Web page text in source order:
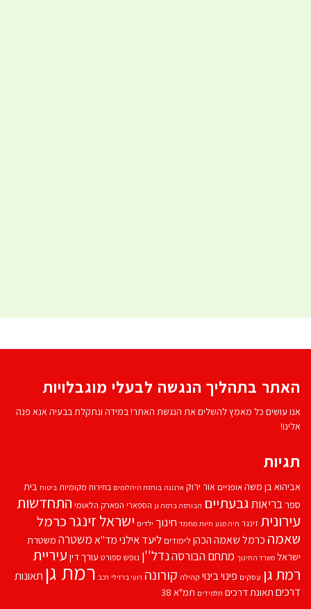
האתר בתהליך הנגשה לבעלי מוגבלויות
אנו עושים כל מאמץ להשלים את הנגשת האתר! במידה ונתקלת בבעיה אנא פנה
אלינו!
תגיות
אביהוא בן משהאופניים אור ירוק ארנונה בורסת היהלומים בחירות מקומיות ביטוח בית
ספרבריאותגבעתיים הבורסה ברמת גן הספארי הפארק הלאומי התחדשות
עירוניתזינגר חיה מנע חיות מחמד חינוך ילדים ישראל זינגרכרמל
שאמה כרמל שאמה הכהן לימודים ליעד אילנימד''אמשטרה משטרת
ישראל משרד החינוך מתחם הבורסהנדל''ן נופש ספורט עורך דין עיריית
רמת גן עסקים פינוי בינוי קהילה קורונה רועי ברזילי רכב רמת גן תאונות
דרכים תאונת דרכים תלמידים תמ"א 38